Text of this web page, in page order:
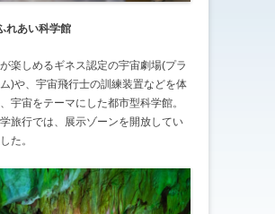
れあい科学館
楽しめるギネス認定の宇宙劇場(プラ
)や、宇宙飛行士の訓練装置などを体
宇宙をテーマにした都市型科学館。
旅行では、展示ゾーンを開放してい
た。